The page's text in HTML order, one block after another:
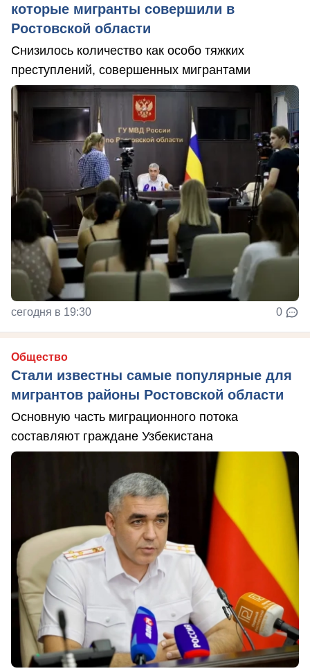
которые мигранты совершили в
Ростовской области
Снизилось количество как особо тяжких
преступлений, совершенных мигрантами
сегодня в 19:30 0
Общество
Стали известны самые популярные для
мигрантов районы Ростовской области
Основную часть миграционного потока
составляют граждане Узбекистана